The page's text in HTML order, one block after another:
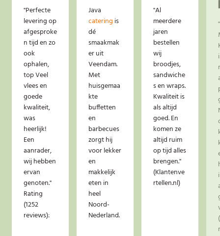
"Perfecte
levering op
afgesproke
n tijd en zo
ook
ophalen,
top Veel
vlees en
goede
kwaliteit,
was
heerlijk!
Een
aanrader,
wij hebben
ervan
genoten."
Rating
(1252
reviews):
Java
catering is
dé
smaakmak
er uit
Veendam.
Met
huisgemaa
kte
buffetten
en
barbecues
zorgt hij
voor lekker
en
makkelijk
eten in
heel
Noord-
Nederland.
"Al
meerdere
jaren
bestellen
wij
broodjes,
sandwiche
s en wraps.
Kwaliteit is
als altijd
goed. En
komen ze
altijd ruim
op tijd alles
brengen."
(Klantenve
rtellen.nl)